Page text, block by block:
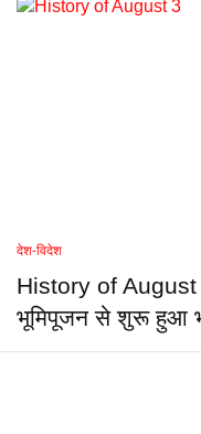
देश-विदेश
History of August
भूमिपूजन से शुरू हुआ